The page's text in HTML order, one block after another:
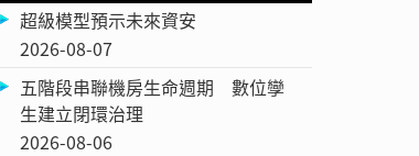
超級模型預示未來資安
2026-08-07
五階段串聯機房生命週期 數位孿
生建立閉環治理
2026-08-06